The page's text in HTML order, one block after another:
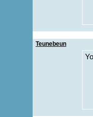
Teunebeun